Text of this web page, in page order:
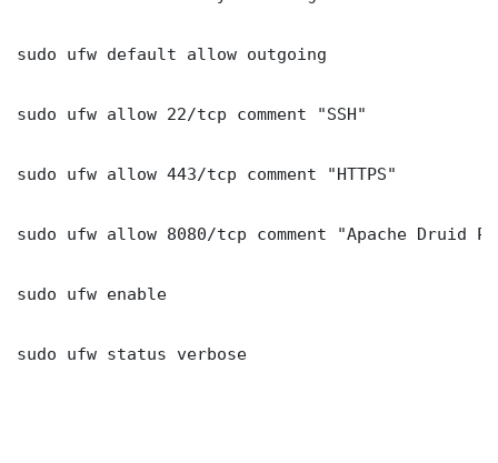
sudo ufw default allow outgoing
sudo ufw allow 22/tcp comment "SSH"
sudo ufw allow 443/tcp comment "HTTPS"
sudo ufw allow 8080/tcp comment "Apache Druid
sudo ufw enable
sudo ufw status verbose